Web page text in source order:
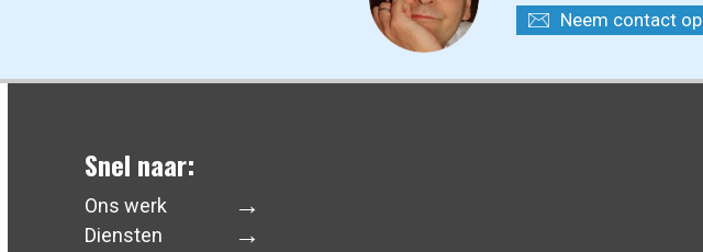
Neem contact op
Snel naar:
Ons werk
Diensten